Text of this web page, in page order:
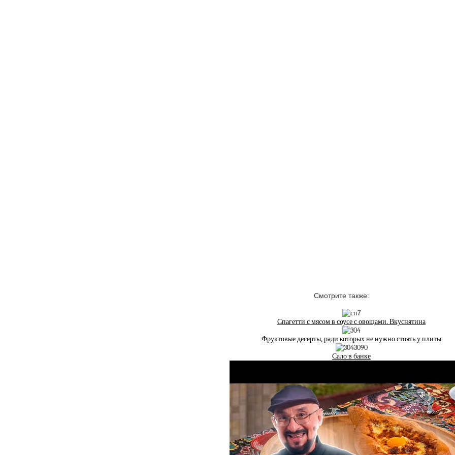
Смотрите также:
Спагетти с мясом в соусе с овощами. Вкуснятина
Фруктовые десерты, ради которых не нужно стоять у плиты
Сало в банке